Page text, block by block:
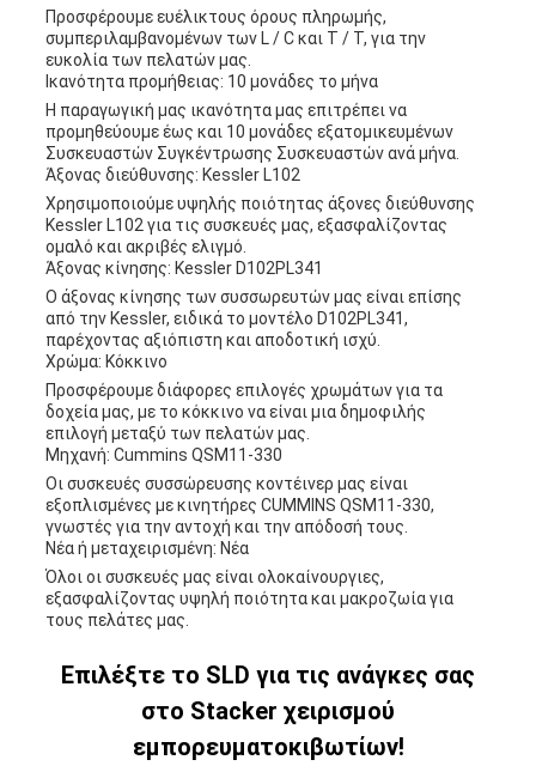
Προσφέρουμε ευέλικτους όρους πληρωμής,
συμπεριλαμβανομένων των L / C και T / T, για την
ευκολία των πελατών μας.
Ικανότητα προμήθειας: 10 μονάδες το μήνα
Η παραγωγική μας ικανότητα μας επιτρέπει να
προμηθεύουμε έως και 10 μονάδες εξατομικευμένων
Συσκευαστών Συγκέντρωσης Συσκευαστών ανά μήνα.
Άξονας διεύθυνσης: Kessler L102
Χρησιμοποιούμε υψηλής ποιότητας άξονες διεύθυνσης
Kessler L102 για τις συσκευές μας, εξασφαλίζοντας
ομαλό και ακριβές ελιγμό.
Άξονας κίνησης: Kessler D102PL341
Ο άξονας κίνησης των συσσωρευτών μας είναι επίσης
από την Kessler, ειδικά το μοντέλο D102PL341,
παρέχοντας αξιόπιστη και αποδοτική ισχύ.
Χρώμα: Κόκκινο
Προσφέρουμε διάφορες επιλογές χρωμάτων για τα
δοχεία μας, με το κόκκινο να είναι μια δημοφιλής
επιλογή μεταξύ των πελατών μας.
Μηχανή: Cummins QSM11-330
Οι συσκευές συσσώρευσης κοντέινερ μας είναι
εξοπλισμένες με κινητήρες CUMMINS QSM11-330,
γνωστές για την αντοχή και την απόδοσή τους.
Νέα ή μεταχειρισμένη: Νέα
Όλοι οι συσκευές μας είναι ολοκαίνουργιες,
εξασφαλίζοντας υψηλή ποιότητα και μακροζωία για
τους πελάτες μας.
Επιλέξτε το SLD για τις ανάγκες σας
στο Stacker χειρισμού
εμπορευματοκιβωτίων!